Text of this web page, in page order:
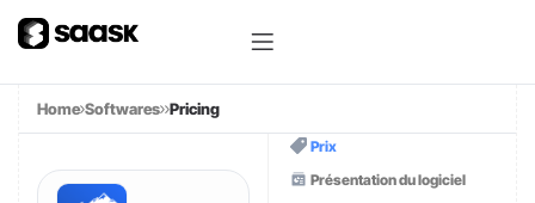
Home Softwares Pricing
Prix
Présentation du logiciel